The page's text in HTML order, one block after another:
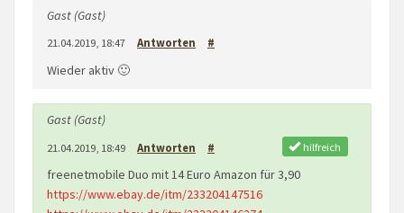
Gast (Gast)
21.04.2019, 18:47 Antworten #
Wieder aktiv 🙂
Gast (Gast)
21.04.2019, 18:49 Antworten # hilfreich
freenetmobile Duo mit 14 Euro Amazon für 3,90
https://www.ebay.de/itm/233204147516